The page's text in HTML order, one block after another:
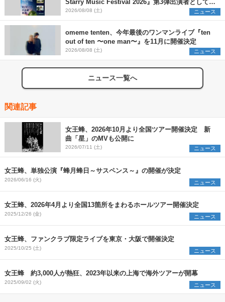
Starry Music Festival 2026』第3弾出演者として
SCOOBIE DO、かりゆし58、Reiを発表
2026/08/08 (土) ニュース
omeme tenten、今年最後のワンマンライブ『ten
out of ten 〜one man〜』を11月に開催決定
2026/08/08 (土) ニュース
ニュース一覧へ
関連記事
女王蜂、2026年10月より全国ツアー開催決定 新
曲「星」のMVも公開に
2026/07/11 (土) ニュース
女王蜂、単独公演『蜂月蜂日～サスペンス～』の開催が決定
2026/06/16 (火) ニュース
女王蜂、2026年4月より全国13箇所をまわるホールツアー開催決定
2025/12/26 (金) ニュース
女王蜂、ファンクラブ限定ライブを東京・大阪で開催決定
2025/10/25 (土) ニュース
女王蜂 約3,000人が熱狂、2023年以来の上海で海外ツアーが開幕
2025/09/02 (火) ニュース